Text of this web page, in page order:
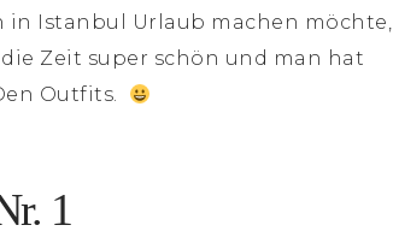
in Istanbul Urlaub machen möchte,
Zeit super schön und man hat
Outfits.
1